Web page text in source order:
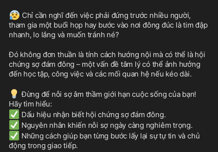
😰 Chỉ cần nghĩ đến việc phải đứng trước nhiều người,
tham gia một buổi họp hay bước vào nơi đông đúc là tim đập
nhanh, lo lắng và muốn tránh né?
Đó không đơn thuần là tính cách hướng nội mà có thể là hội
chứng sợ đám đông – một vấn đề tâm lý có thể ảnh hưởng
đến học tập, công việc và các mối quan hệ nếu kéo dài.
💡 Đừng để nỗi sợ âm thầm giới hạn cuộc sống của bạn!
Hãy tìm hiểu:
✅ Dấu hiệu nhận biết hội chứng sợ đám đông.
✅ Nguyên nhân khiến nỗi sợ ngày càng nghiêm trọng.
✅ Những cách giúp bạn từng bước lấy lại sự tự tin và chủ
động trong giao tiếp.